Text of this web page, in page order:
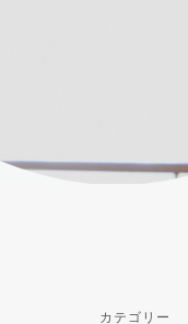
カテゴリー